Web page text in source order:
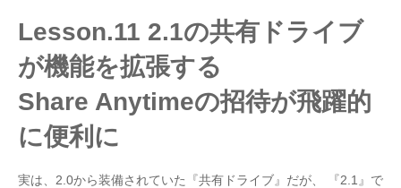
Lesson.11 2.1の共有ドライブ
が機能を拡張する
Share Anytimeの招待が飛躍的
に便利に
実は、2.0から装備されていた『共有ドライブ』だが、 『2.1』で